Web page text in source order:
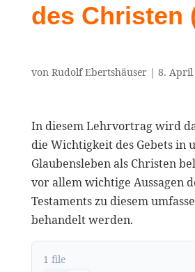
des Christen
von Rudolf Ebertshäuser| 8. April
In diesem Lehrvortrag wird
die Wichtigkeit des Gebets in
Glaubensleben als Christen
vor allem wichtige Aussagen
Testaments zu diesem
behandelt werden.
1 file